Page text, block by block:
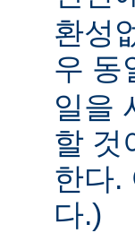
환성
우 동
일을
할 것
한다.
다.)